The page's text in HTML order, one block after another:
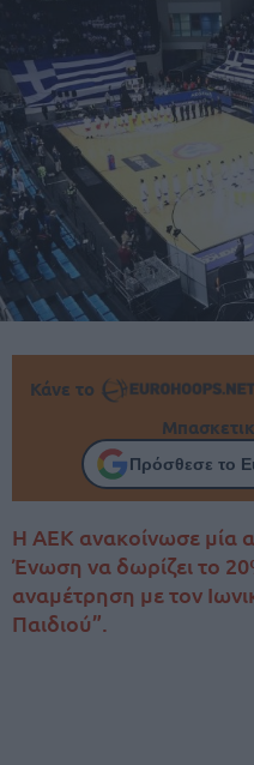
Κάνε το
Πρόσθεσε το
Η ΑΕΚ ανακοίνωσε μία
Ένωση να δωρίζει το
αναμέτρηση με τον
Παιδιού”.